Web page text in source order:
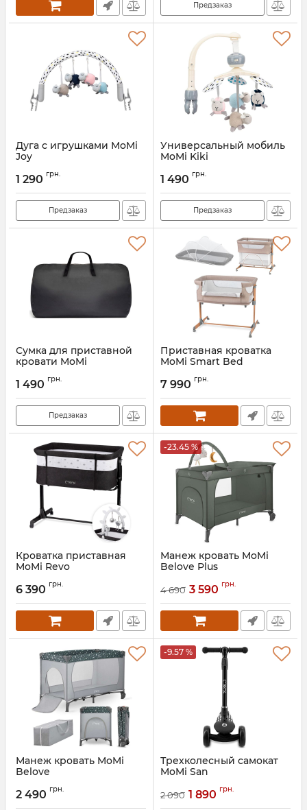
Предзаказ
Дуга с игрушками MoMi
Joy
1 290 грн.
Предзаказ
Универсальный мобиль
MoMi Kiki
1 490 грн.
Предзаказ
Сумка для приставной
кровати MoMi
1 490 грн.
Предзаказ
Приставная кроватка
MoMi Smart Bed
7 990 грн.
Кроватка приставная
MoMi Revo
6 390 грн.
-23.45 %
Манеж кровать MoMi
Belove Plus
4 690 3 590 грн.
Манеж кровать MoMi
Belove
2 490 грн.
-9.57 %
Трехколесный самокат
MoMi San
2 090 1 890 грн.